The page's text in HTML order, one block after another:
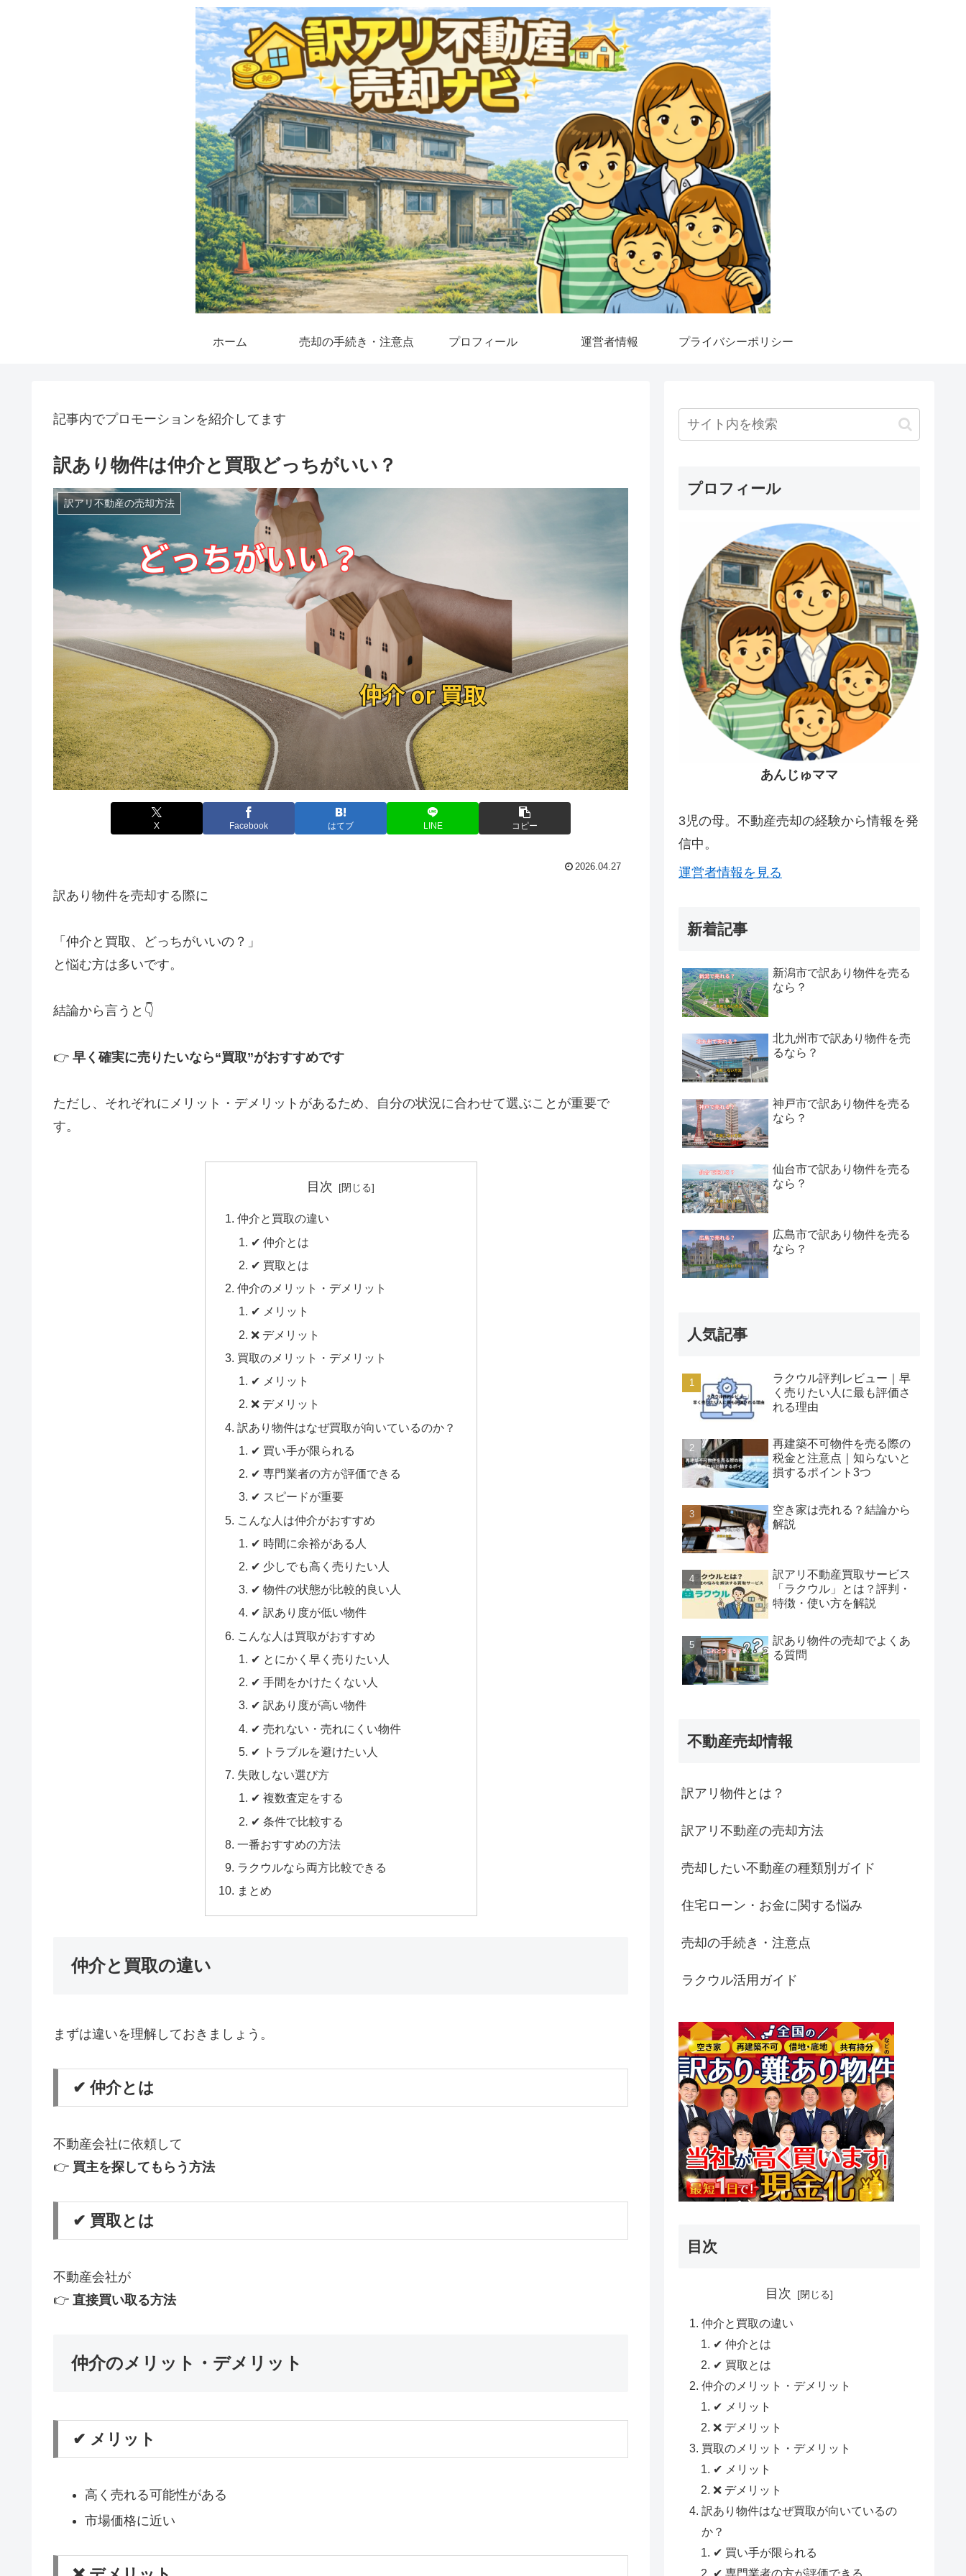
ホーム 売却の手続き・注意点 プロフィール 運営者情報 プライバシーポリシー
記事内でプロモーションを紹介してます
訳あり物件は仲介と買取どっちがいい？
訳アリ不動産の売却方法
X Facebook はてブ LINE コピー
2026.04.27
訳あり物件を売却する際に
「仲介と買取、どっちがいいの？」
と悩む方は多いです。
結論から言うと👇
👉 早く確実に売りたいなら“買取”がおすすめです
ただし、それぞれにメリット・デメリットがあるため、自分の状況に合わせて選ぶことが重要で
す。
目次
仲介と買取の違い
✔ 仲介とは
✔ 買取とは
仲介のメリット・デメリット
✔ メリット
❌ デメリット
買取のメリット・デメリット
✔ メリット
❌ デメリット
訳あり物件はなぜ買取が向いているのか？
✔ 買い手が限られる
✔ 専門業者の方が評価できる
✔ スピードが重要
こんな人は仲介がおすすめ
✔ 時間に余裕がある人
✔ 少しでも高く売りたい人
✔ 物件の状態が比較的良い人
✔ 訳あり度が低い物件
こんな人は買取がおすすめ
✔ とにかく早く売りたい人
✔ 手間をかけたくない人
✔ 訳あり度が高い物件
✔ 売れない・売れにくい物件
✔ トラブルを避けたい人
失敗しない選び方
✔ 複数査定をする
✔ 条件で比較する
一番おすすめの方法
ラクウルなら両方比較できる
まとめ
仲介と買取の違い
まずは違いを理解しておきましょう。
✔ 仲介とは
不動産会社に依頼して
👉 買主を探してもらう方法
✔ 買取とは
不動産会社が
👉 直接買い取る方法
仲介のメリット・デメリット
✔ メリット
高く売れる可能性がある
市場価格に近い
プロフィール
あんじゅママ
3児の母。不動産売却の経験から情報を発
信中。
運営者情報を見る
新着記事
新潟市で訳あり物件を売る
なら？
北九州市で訳あり物件を売
るなら？
神戸市で訳あり物件を売る
なら？
仙台市で訳あり物件を売る
なら？
広島市で訳あり物件を売る
なら？
人気記事
ラクウル評判レビュー｜早
く売りたい人に最も評価さ
れる理由
再建築不可物件を売る際の
税金と注意点｜知らないと
損するポイント3つ
空き家は売れる？結論から
解説
訳アリ不動産買取サービス
「ラクウル」とは？評判・
特徴・使い方を解説
訳あり物件の売却でよくあ
る質問
不動産売却情報
訳アリ物件とは？
訳アリ不動産の売却方法
売却したい不動産の種類別ガイド
住宅ローン・お金に関する悩み
売却の手続き・注意点
ラクウル活用ガイド
目次
目次
仲介と買取の違い
✔ 仲介とは
✔ 買取とは
仲介のメリット・デメリット
✔ メリット
❌ デメリット
買取のメリット・デメリット
✔ メリット
❌ デメリット
訳あり物件はなぜ買取が向いているの
か？
✔ 買い手が限られる
✔ 専門業者の方が評価できる